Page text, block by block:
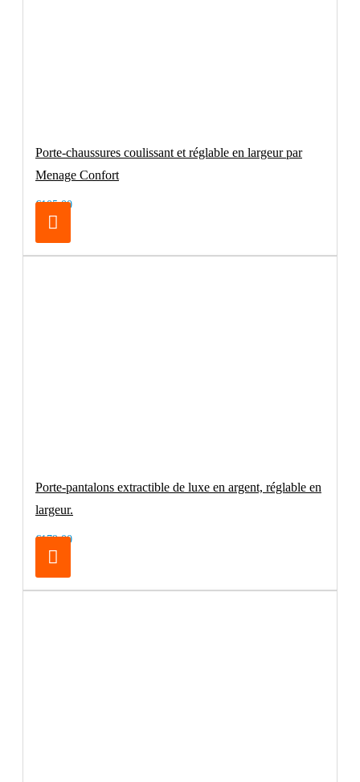
Porte-chaussures coulissant et réglable en largeur par
Menage Confort
€105.00
Porte-pantalons extractible de luxe en argent, réglable en
largeur.
€179.00